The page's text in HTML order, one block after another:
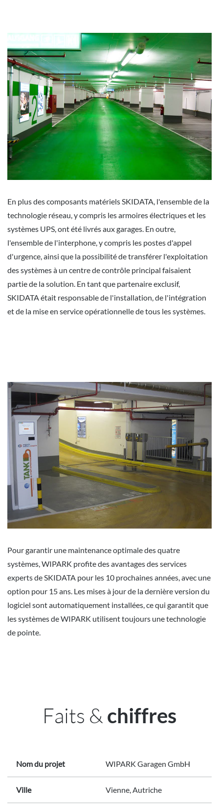
En plus des composants matériels SKIDATA, l'ensemble de la
technologie réseau, y compris les armoires électriques et les
systèmes UPS, ont été livrés aux garages. En outre,
l'ensemble de l'interphone, y compris les postes d'appel
d'urgence, ainsi que la possibilité de transférer l'exploitation
des systèmes à un centre de contrôle principal faisaient
partie de la solution. En tant que partenaire exclusif,
SKIDATA était responsable de l'installation, de l'intégration
et de la mise en service opérationnelle de tous les systèmes.
Pour garantir une maintenance optimale des quatre
systèmes, WIPARK profite des avantages des services
experts de SKIDATA pour les 10 prochaines années, avec une
option pour 15 ans. Les mises à jour de la dernière version du
logiciel sont automatiquement installées, ce qui garantit que
les systèmes de WIPARK utilisent toujours une technologie
de pointe.
Faits & chiffres
Nom du projet WIPARK Garagen GmbH
Ville Vienne, Autriche